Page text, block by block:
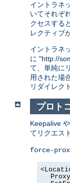
イントラネ
いてそれぞ
クセスする
レクティブ
イントラネ
に "http://
て、単純に
用された場
リダイレク
プロト
Keepalive
てリクエス
force-